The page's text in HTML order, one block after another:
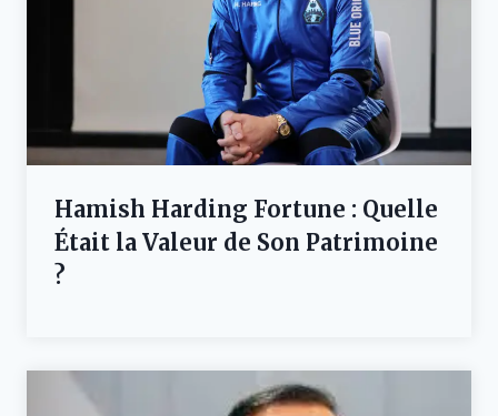
Hamish Harding Fortune : Quelle
Était la Valeur de Son Patrimoine
?